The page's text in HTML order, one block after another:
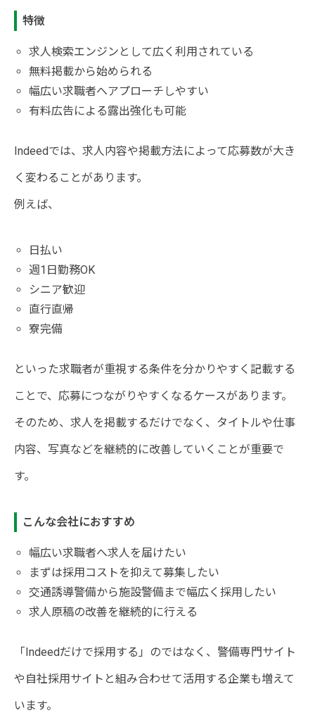
特徴
求人検索エンジンとして広く利用されている
無料掲載から始められる
幅広い求職者へアプローチしやすい
有料広告による露出強化も可能
Indeedでは、求人内容や掲載方法によって応募数が大き
く変わることがあります。
例えば、
日払い
週1日勤務OK
シニア歓迎
直行直帰
寮完備
といった求職者が重視する条件を分かりやすく記載する
ことで、応募につながりやすくなるケースがあります。
そのため、求人を掲載するだけでなく、タイトルや仕事
内容、写真などを継続的に改善していくことが重要で
す。
こんな会社におすすめ
幅広い求職者へ求人を届けたい
まずは採用コストを抑えて募集したい
交通誘導警備から施設警備まで幅広く採用したい
求人原稿の改善を継続的に行える
「Indeedだけで採用する」のではなく、警備専門サイト
や自社採用サイトと組み合わせて活用する企業も増えて
います。